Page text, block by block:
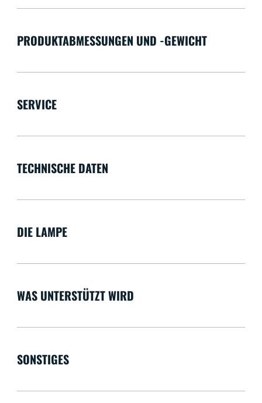
PRODUKTABMESSUNGEN UND -GEWICHT
SERVICE
TECHNISCHE DATEN
DIE LAMPE
WAS UNTERSTÜTZT WIRD
SONSTIGES